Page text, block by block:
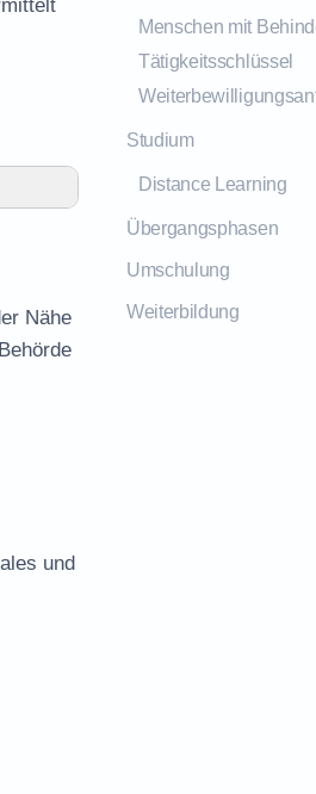
Nähe
und
Menschen mit
Tätigkeitsschlüssel
Studium
Distance Learning
Übergangsphasen
Umschulung
Weiterbildung